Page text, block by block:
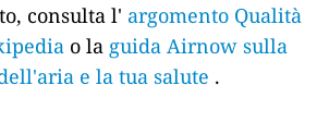
consulta l' argomento Qualità
o la guida Airnow sulla
e la tua salute .